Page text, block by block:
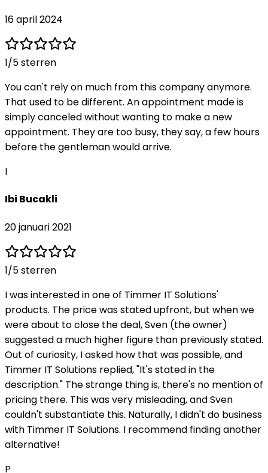
16 april 2024
1/5 sterren
You can't rely on much from this company anymore.
That used to be different. An appointment made is
simply canceled without wanting to make a new
appointment. They are too busy, they say, a few hours
before the gentleman would arrive.
I
Ibi Bucakli
20 januari 2021
1/5 sterren
I was interested in one of Timmer IT Solutions'
products. The price was stated upfront, but when we
were about to close the deal, Sven (the owner)
suggested a much higher figure than previously stated.
Out of curiosity, I asked how that was possible, and
Timmer IT Solutions replied, "It's stated in the
description." The strange thing is, there's no mention of
pricing there. This was very misleading, and Sven
couldn't substantiate this. Naturally, I didn't do business
with Timmer IT Solutions. I recommend finding another
alternative!
P